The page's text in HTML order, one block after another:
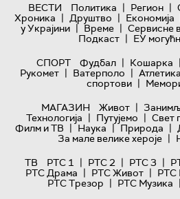
ВЕСТИ Политика | Регион |
Хроника | Друштво | Економија
у Украјини | Време | Сервисне
Подкаст | ЕУ
СПОРТ
Фудбал | Кошарка |
Рукомет | Ватерполо | Атлетика
спортови |
МАГАЗИН
Живот |
Технологијa | Путујемо | Свет
Филм и ТВ | Наука | Природа |
За мале велике хероје |
ТВ
РТС 1 | РТС 2 | РТС 3 |
РТС Драма | РТС Живот | РТС
РТС Трезор | РТС Музика |